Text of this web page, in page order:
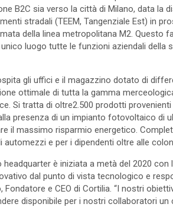
B2C sia verso la città di Milano, data la
stradali (TEEM, Tangenziale Est) in
della linea metropolitana M2. Questo
luogo tutte le funzioni aziendali della
gli uffici e il magazzino dotato di
ottimale di tutta la gamma
Si tratta di oltre2.500 prodotti
presenza di un impianto fotovoltaico di
il massimo risparmio energetico.
automezzi e per i dipendenti oltre alle
è iniziata a metà del 2020 con
dal punto di vista tecnologico e
e CEO di Cortilia. “I nostri
disponibile per i nostri collaboratori